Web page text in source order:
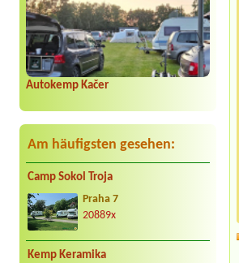
Autokemp Kačer
Am häufigsten gesehen:
Camp Sokol Troja
Praha 7
20889x
Kemp Keramika